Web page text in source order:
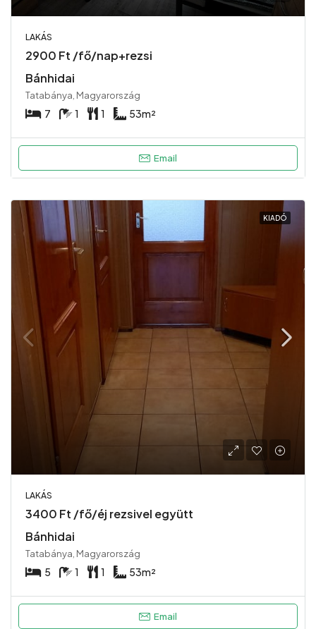
LAKÁS
2900 Ft /fő/nap+rezsi
Bánhidai
Tatabánya, Magyarország
7 1 1 53m²
Email
KIADÓ
LAKÁS
3400 Ft /fő/éj rezsivel együtt
Bánhidai
Tatabánya, Magyarország
5 1 1 53m²
Email